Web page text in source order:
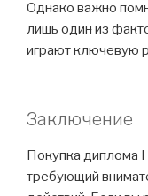
Однако важно
лишь один из
играют ключевую
Заключение
Покупка диплома
требующий